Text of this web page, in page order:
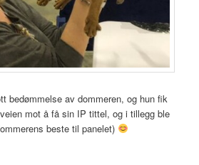
bedømmelse av dommeren, og hun fik
mot å få sin IP tittel, og i tillegg ble
beste til panelet)